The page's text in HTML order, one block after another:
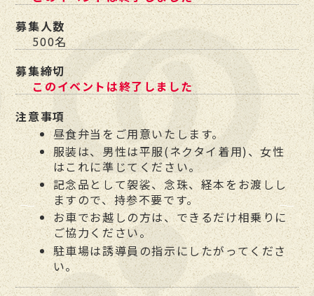
募集人数
500名
募集締切
このイベントは終了しました
注意事項
昼食弁当をご用意いたします。
服装は、男性は平服(ネクタイ着用)、女性
はこれに準じてください。
記念品として袈裟、念珠、経本をお渡しし
ますので、持参不要です。
お車でお越しの方は、できるだけ相乗りに
ご協力ください。
駐車場は誘導員の指示にしたがってくださ
い。